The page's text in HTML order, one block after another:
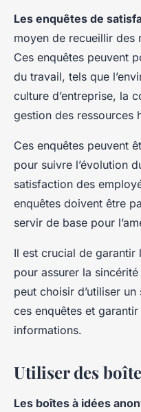
Les enquêtes de
moyen de recueillir des
Ces enquêtes peuvent
du travail, tels que
culture d’entreprise, la
gestion des ressources
Ces enquêtes peuvent
pour suivre l’évolution
satisfaction des
enquêtes doivent être
servir de base pour
Il est crucial de garantir
pour assurer la
peut choisir d’utiliser
ces enquêtes et
informations.
Utiliser des
Les boîtes à idées